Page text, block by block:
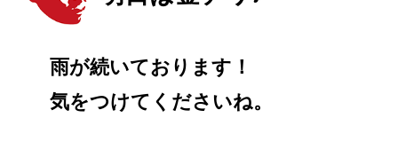
雨が続いております！
気をつけてくださいね。